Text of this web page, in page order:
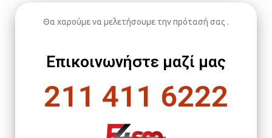
Θα χαρούμε να μελετήσουμε την πρότασή σας .
Επικοινωνήστε μαζί μας
211 411 6222